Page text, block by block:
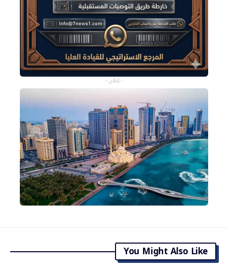
- إعلان -
You Might Also Like